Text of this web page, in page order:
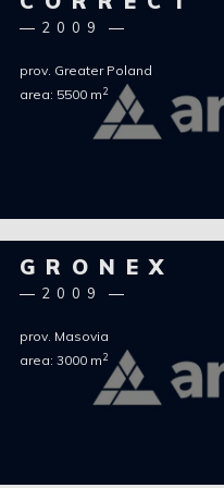
2009
prov. Greater Poland
area: 5500 m2
GRONEX
2009
prov. Masovia
area: 3000 m2